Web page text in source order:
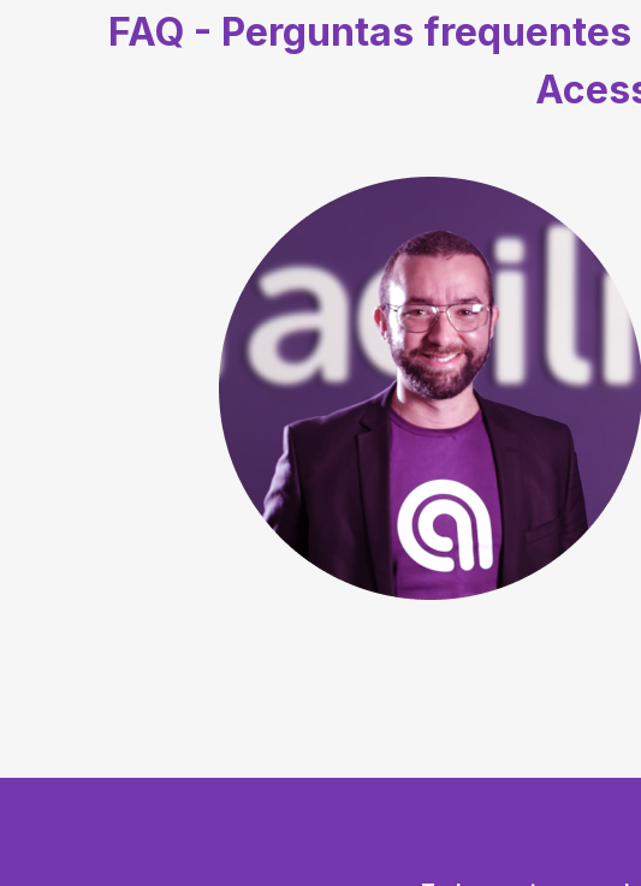
FAQ - Perguntas frequentes